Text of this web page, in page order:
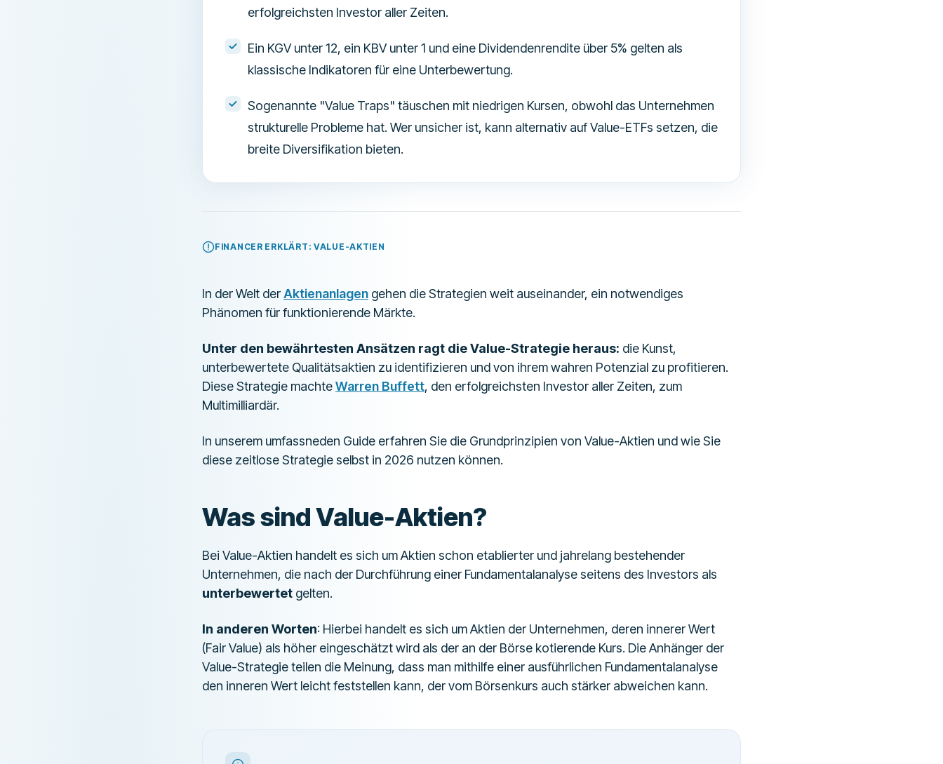
erfolgreichsten Investor aller Zeiten.
Ein KGV unter 12, ein KBV unter 1 und eine Dividendenrendite über 5% gelten als
klassische Indikatoren für eine Unterbewertung.
Sogenannte "Value Traps" täuschen mit niedrigen Kursen, obwohl das Unternehmen
strukturelle Probleme hat. Wer unsicher ist, kann alternativ auf Value-ETFs setzen, die
breite Diversifikation bieten.
FINANCER ERKLÄRT: VALUE-AKTIEN
In der Welt derAktienanlagen gehen die Strategien weit auseinander, ein notwendiges
Phänomen für funktionierende Märkte.
Unter den bewährtesten Ansätzen ragt die Value-Strategie heraus: die Kunst,
unterbewertete Qualitätsaktien zu identifizieren und von ihrem wahren Potenzial zu profitieren.
Diese Strategie machteWarren Buffett, den erfolgreichsten Investor aller Zeiten, zum
Multimilliardär.
In unserem umfassneden Guide erfahren Sie die Grundprinzipien von Value-Aktien und wie Sie
diese zeitlose Strategie selbst in 2026 nutzen können.
Was sind Value-Aktien?
Bei Value-Aktien handelt es sich um Aktien schon etablierter und jahrelang bestehender
Unternehmen, die nach der Durchführung einer Fundamentalanalyse seitens des Investors als
unterbewertet gelten.
In anderen Worten: Hierbei handelt es sich um Aktien der Unternehmen, deren innerer Wert
(Fair Value) als höher eingeschätzt wird als der an der Börse kotierende Kurs. Die Anhänger der
Value-Strategie teilen die Meinung, dass man mithilfe einer ausführlichen Fundamentalanalyse
den inneren Wert leicht feststellen kann, der vom Börsenkurs auch stärker abweichen kann.